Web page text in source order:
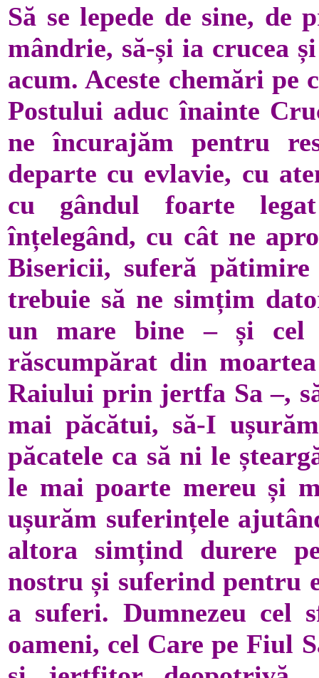
Să se lepede de sine,
mândrie, să-și ia crucea
acum. Aceste chemări pe
Postului aduc înainte
ne încurajăm pentru
departe cu evlavie, cu
cu gândul foarte
înțelegând, cu cât ne
Bisericii, suferă
trebuie să ne simțim
un mare bine – și cel
răscumpărat din
Raiului prin jertfa Sa –,
mai păcătui, să-I
păcatele ca să ni le
le mai poarte mereu și
ușurăm suferințele
altora simțind durere
nostru și suferind pentru
a suferi. Dumnezeu cel
oameni, cel Care pe Fiul